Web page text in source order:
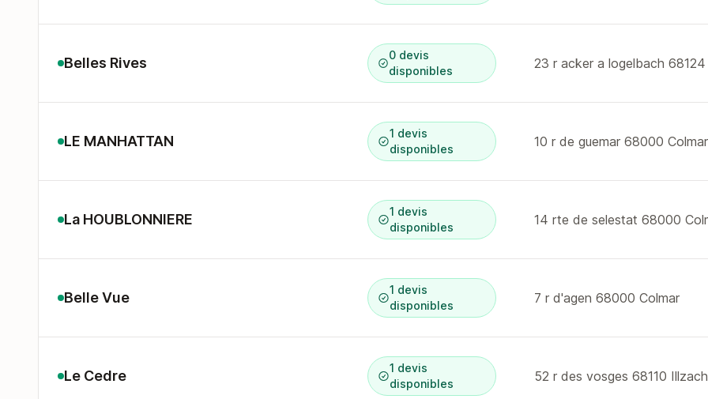
Belles Rives
0 devis
disponibles
23 r acker a logelbach 68124
LE MANHATTAN
1 devis
disponibles
10 r de guemar 68000 Colmar
La HOUBLONNIERE
1 devis
disponibles
14 rte de selestat 68000
Belle Vue
1 devis
disponibles
7 r d'agen 68000 Colmar
Le Cedre
1 devis
disponibles
52 r des vosges 68110 Illzach